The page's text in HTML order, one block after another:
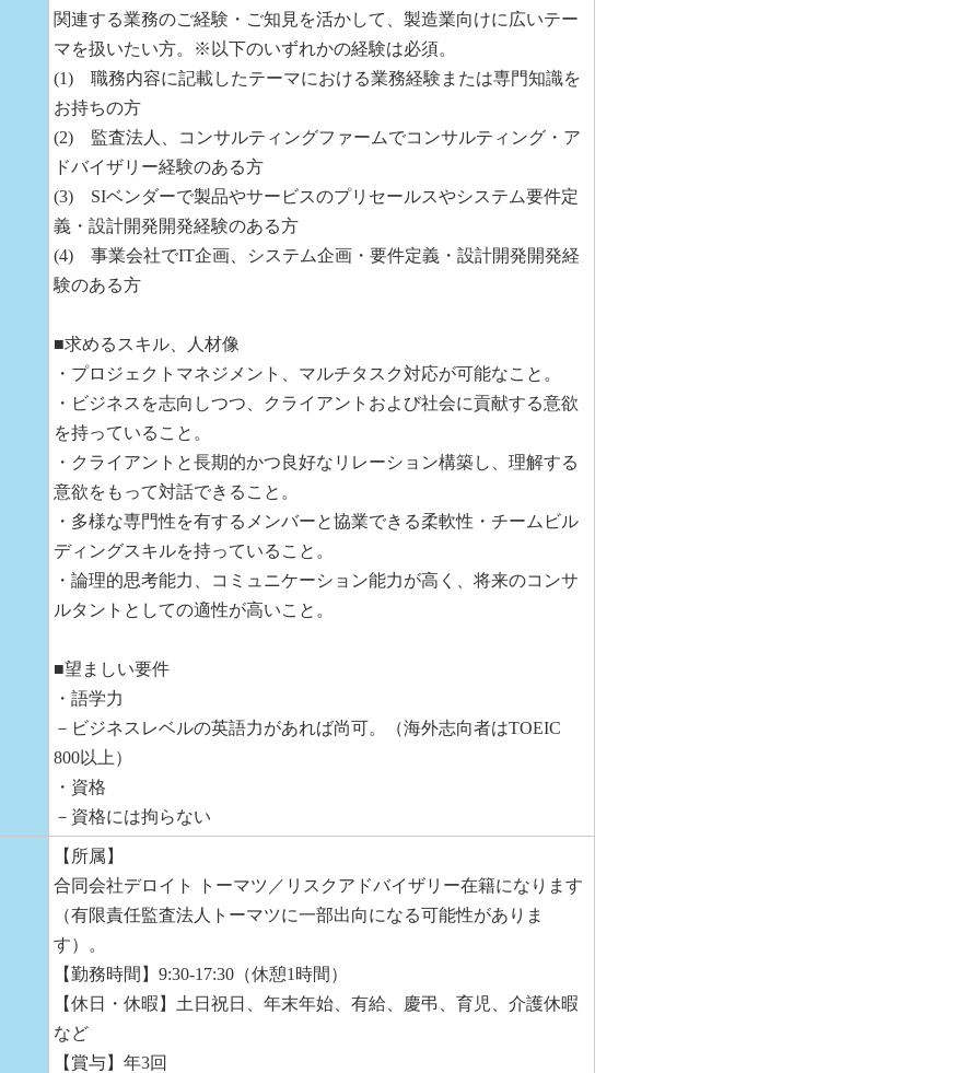
関連する業務のご経験・ご知見を活かして、製造業向けに広いテー
マを扱いたい方。※以下のいずれかの経験は必須。
(1) 職務内容に記載したテーマにおける業務経験または専門知識を
お持ちの方
(2) 監査法人、コンサルティングファームでコンサルティング・ア
ドバイザリー経験のある方
(3) SIベンダーで製品やサービスのプリセールスやシステム要件定
義・設計開発開発経験のある方
(4) 事業会社でIT企画、システム企画・要件定義・設計開発開発経
験のある方
■求めるスキル、人材像
・プロジェクトマネジメント、マルチタスク対応が可能なこと。
・ビジネスを志向しつつ、クライアントおよび社会に貢献する意欲
を持っていること。
・クライアントと長期的かつ良好なリレーション構築し、理解する
意欲をもって対話できること。
・多様な専門性を有するメンバーと協業できる柔軟性・チームビル
ディングスキルを持っていること。
・論理的思考能力、コミュニケーション能力が高く、将来のコンサ
ルタントとしての適性が高いこと。
■望ましい要件
・語学力
－ビジネスレベルの英語力があれば尚可。（海外志向者はTOEIC
800以上）
・資格
－資格には拘らない
【所属】
合同会社デロイト トーマツ／リスクアドバイザリー在籍になります
（有限責任監査法人トーマツに一部出向になる可能性がありま
す）。
【勤務時間】9:30-17:30（休憩1時間）
【休日・休暇】土日祝日、年末年始、有給、慶弔、育児、介護休暇
など
【賞与】年3回